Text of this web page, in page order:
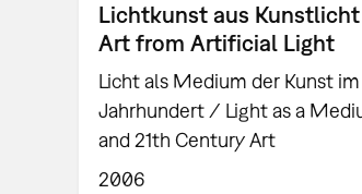
Lichtkunst aus
Art from Artificial Light
Licht als Medium der Kunst im
Jahrhundert / Light as a
and 21th Century Art
2006